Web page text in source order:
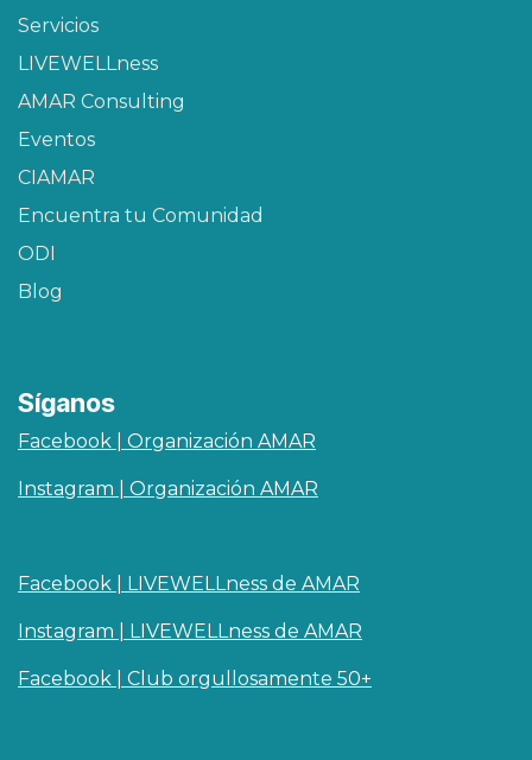
Servicios
LIVEWELLness
AMAR Consulting
Eventos
CIAMAR​
Encuentra tu Comunidad
ODI
Blog
Síganos
Facebook | Organización AMAR
Instagram | Organización AMAR
Facebook | LIVEWELLness de AMAR
Instagram | LIVEWELLness de AMAR
Facebook | Club orgullosamente 50+